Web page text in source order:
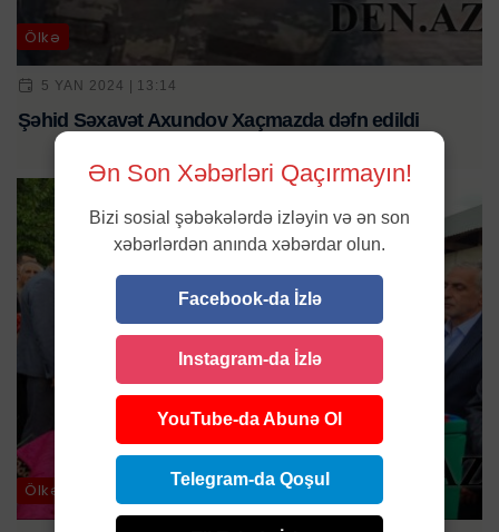
Ölkə
5 YAN 2024 | 13:14
Şəhid Səxavət Axundov Xaçmazda dəfn edildi
Ölkə
Ən Son Xəbərləri Qaçırmayın!
Bizi sosial şəbəkələrdə izləyin və ən son
xəbərlərdən anında xəbərdar olun.
Facebook-da İzlə
Instagram-da İzlə
YouTube-da Abunə Ol
Telegram-da Qoşul